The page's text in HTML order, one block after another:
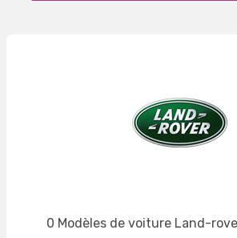
0 Modèles de voiture Land-